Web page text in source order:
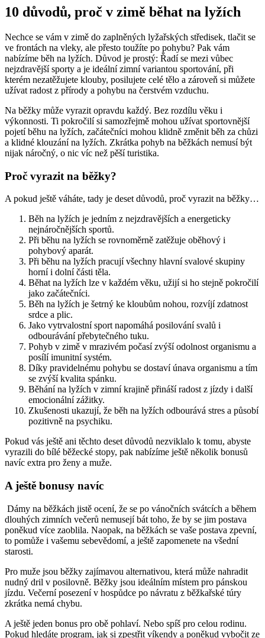
10 důvodů, proč v zimě běhat na lyžích
Nechce se vám v zimě do zaplněných lyžařských středisek, tlačit se
ve frontách na vleky, ale přesto toužíte po pohybu? Pak vám
nabízíme běh na lyžích. Důvod je prostý: Řadí se mezi vůbec
nejzdravější sporty a je ideální zimní variantou sportování, při
kterém nezatěžujete klouby, posilujete celé tělo a zároveň si můžete
užívat radost z přírody a pohybu na čerstvém vzduchu.
Na běžky může vyrazit opravdu každý. Bez rozdílu věku i
výkonnosti. Ti pokročilí si samozřejmě mohou užívat sportovnější
pojetí běhu na lyžích, začátečníci mohou klidně změnit běh za chůzi
a klidné klouzání na lyžích. Zkrátka pohyb na běžkách nemusí být
nijak náročný, o nic víc než pěší turistika.
Proč vyrazit na běžky?
A pokud ještě váháte, tady je deset důvodů, proč vyrazit na běžky…
Běh na lyžích je jedním z nejzdravějších a energeticky
nejnáročnějších sportů.
Při běhu na lyžích se rovnoměrně zatěžuje oběhový i
pohybový aparát.
Při běhu na lyžích pracují všechny hlavní svalové skupiny
horní i dolní části těla.
Běhat na lyžích lze v každém věku, užijí si ho stejně pokročilí
jako začátečníci.
Běh na lyžích je šetrný ke kloubům nohou, rozvíjí zdatnost
srdce a plic.
Jako vytrvalostní sport napomáhá posilování svalů i
odbourávání přebytečného tuku.
Pohyb v zimě v mrazivém počasí zvýší odolnost organismu a
posílí imunitní systém.
Díky pravidelnému pohybu se dostaví únava organismu a tím
se zvýší kvalita spánku.
Běhání na lyžích v zimní krajině přináší radost z jízdy i další
emocionální zážitky.
Zkušenosti ukazují, že běh na lyžích odbourává stres a působí
pozitivně na psychiku.
Pokud vás ještě ani těchto deset důvodů nezviklalo k tomu, abyste
vyrazili do bílé běžecké stopy, pak nabízíme ještě několik bonusů
navíc extra pro ženy a muže.
A ještě bonusy navíc
Dámy na běžkách jistě ocení, že se po vánočních svátcích a během
dlouhých zimních večerů nemusejí bát toho, že by se jim postava
poněkud více zaoblila. Naopak, na běžkách se vaše postava zpevní,
to pomůže i vašemu sebevědomí, a ještě zapomenete na všední
starosti.
Pro muže jsou běžky zajímavou alternativou, která může nahradit
nudný dril v posilovně. Běžky jsou ideálním místem pro pánskou
jízdu. Večerní posezení v hospůdce po návratu z běžkařské túry
zkrátka nemá chybu.
A ještě jeden bonus pro obě pohlaví. Nebo spíš pro celou rodinu.
Pokud hledáte program, jak si zpestřit víkendy a poněkud vybočit ze